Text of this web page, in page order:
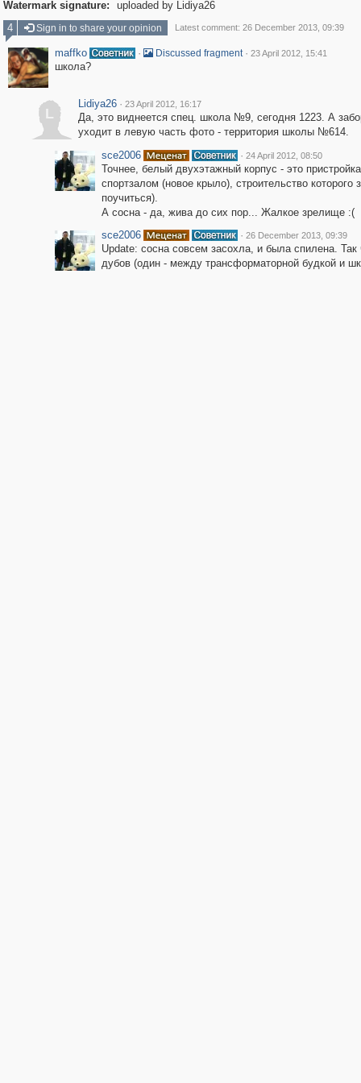
Watermark signature:
uploaded by Lidiya26
4
Sign in to share your opinion Latest comment: 26 December 2013, 09:39
maffko · Discussed fragment · 23 April 2012, 15:41
школа?
L
Lidiya26 · 23 April 2012, 16:17
Да, это виднеется спец. школа №9, сегодня 1223. А
уходит в левую часть фото - территория школы №614.
sce2006
· 24 April 2012, 08:50
Точнее, белый двухэтажный корпус - это
спортзалом (новое крыло), строительство
поучиться).
А сосна - да, жива до сих пор... Жалкое зрелище :(
sce2006
· 26 December 2013, 09:39
Update: сосна совсем засохла, и была спилена.
дубов (один - между трансформаторной будкой и